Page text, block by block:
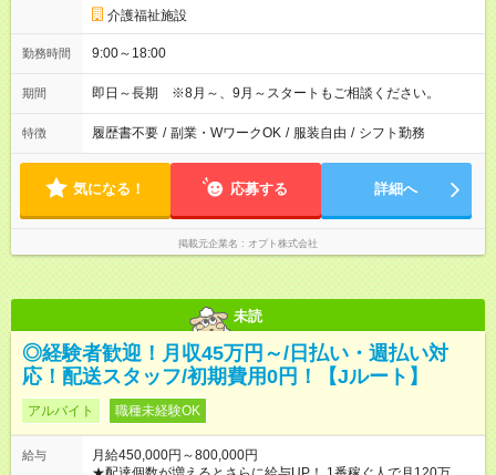
介護福祉施設
勤務時間 9:00～18:00
期間 即日～長期 ※8月～、9月～スタートもご相談ください。
特徴 履歴書不要 / 副業・WワークOK / 服装自由 / シフト勤務
気になる！ 応募する 詳細へ
掲載元企業名 オプト株式会社
未読
◎経験者歓迎！月収45万円～/日払い・週払い対
応！配送スタッフ/初期費用0円！【Jルート】
アルバイト 職種未経験OK
給与
月給450,000円～800,000円